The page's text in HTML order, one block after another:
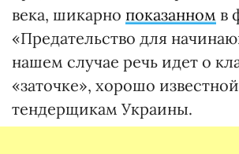
века, шикарно показанном в
«Предательство для
нашем случае речь идет о
«заточке», хорошо известной
тендерщикам Украины.